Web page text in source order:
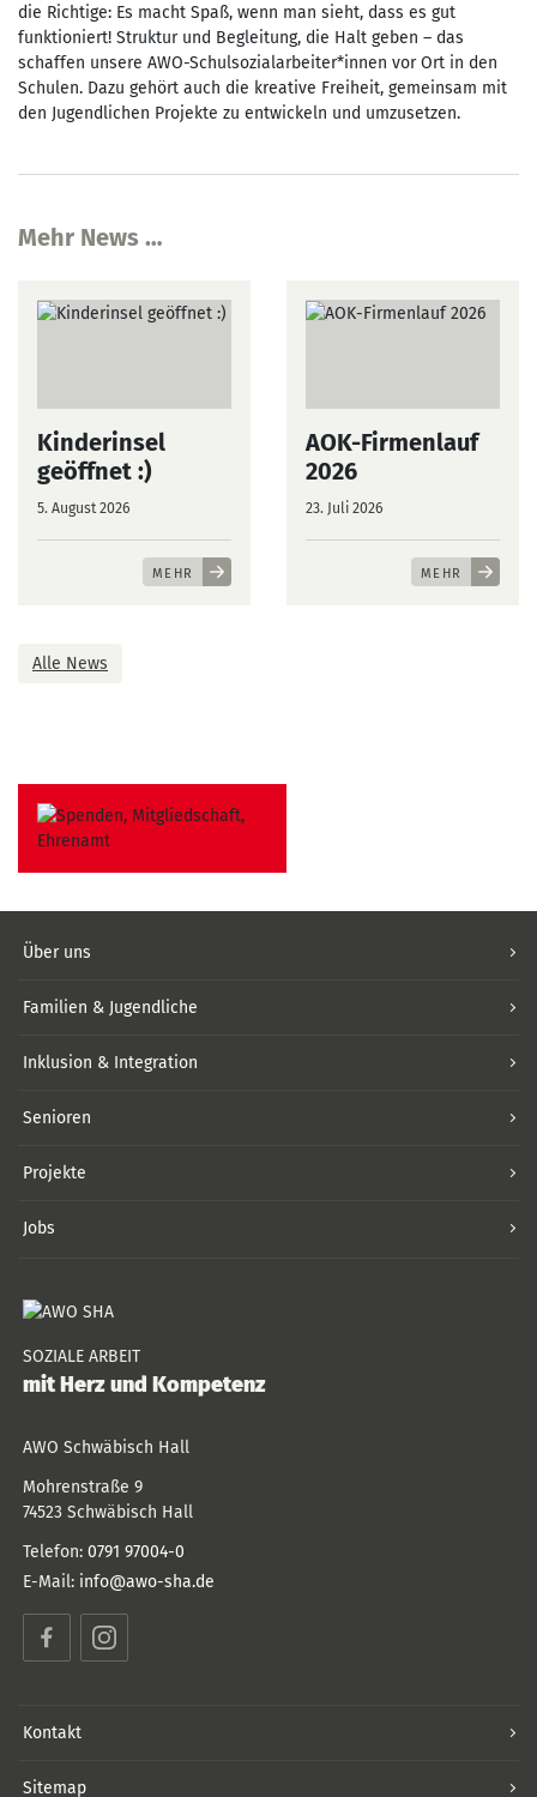
die Richtige: Es macht Spaß, wenn man sieht, dass es gut
funktioniert! Struktur und Begleitung, die Halt geben – das
schaffen unsere AWO-Schulsozialarbeiter*innen vor Ort in den
Schulen. Dazu gehört auch die kreative Freiheit, gemeinsam mit
den Jugendlichen Projekte zu entwickeln und umzusetzen.
Mehr News …
Kinderinsel
geöffnet :)
5. August 2026
MEHR
AOK-Firmenlauf
2026
23. Juli 2026
MEHR
Alle News
Über uns
Familien & Jugendliche
Inklusion & Integration
Senioren
Projekte
Jobs
SOZIALE ARBEIT
mit Herz und Kompetenz
AWO Schwäbisch Hall
Mohrenstraße 9
74523 Schwäbisch Hall
Telefon: 0791 97004-0
E-Mail: info@awo-sha.de
FacebookInstagram
Kontakt
Sitemap